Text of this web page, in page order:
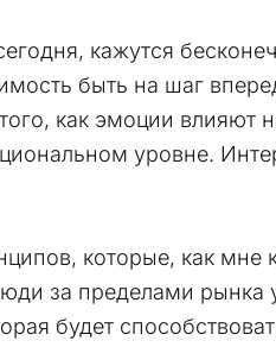
кажутся
быть на шаг
как эмоции влияют
уровне.
которые, как мне
за пределами рынка
будет